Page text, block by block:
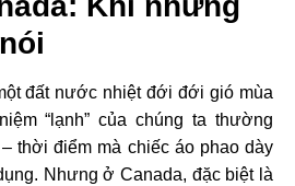
đất nước nhiệt đới đới gió mùa
“lạnh” của chúng ta thường
thời điểm mà chiếc áo phao dày
Nhưng ở Canada, đặc biệt là